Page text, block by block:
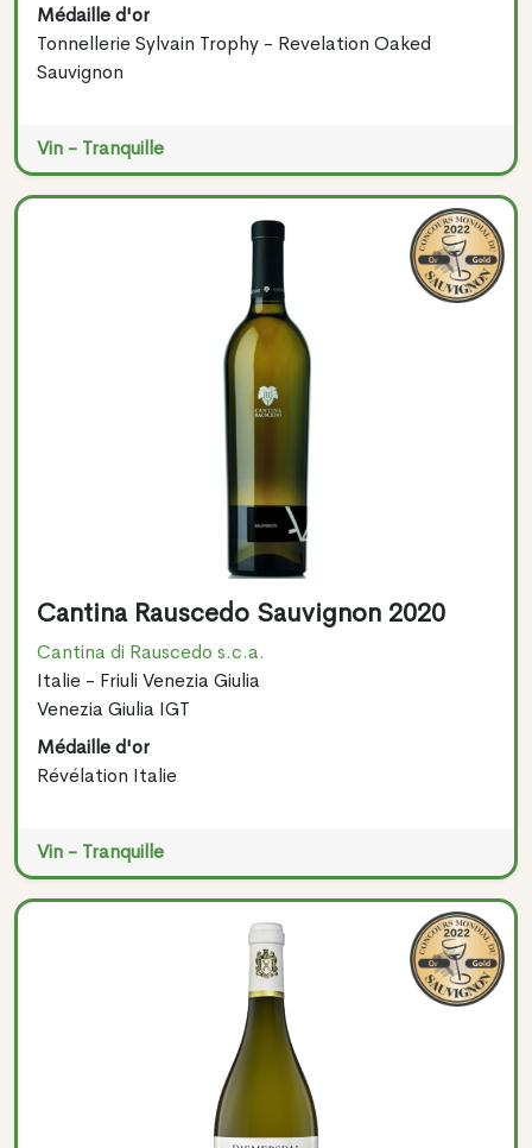
Médaille d'or
Tonnellerie Sylvain Trophy - Revelation Oaked
Sauvignon
Vin - Tranquille
Cantina Rauscedo Sauvignon 2020
Cantina di Rauscedo s.c.a.
Italie - Friuli Venezia Giulia
Venezia Giulia IGT
Médaille d'or
Révélation Italie
Vin - Tranquille